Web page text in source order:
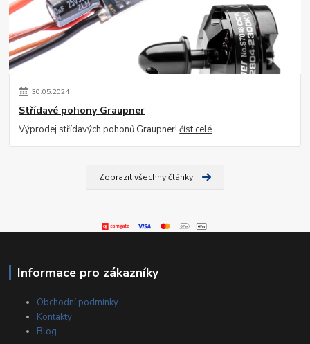
30.05.2024
Střídavé pohony Graupner
Výprodej střídavých pohonů Graupner!číst celé
Zobrazit všechny články
Informace pro zákazníky
Obchodní podmínky
Kontakty
Blog